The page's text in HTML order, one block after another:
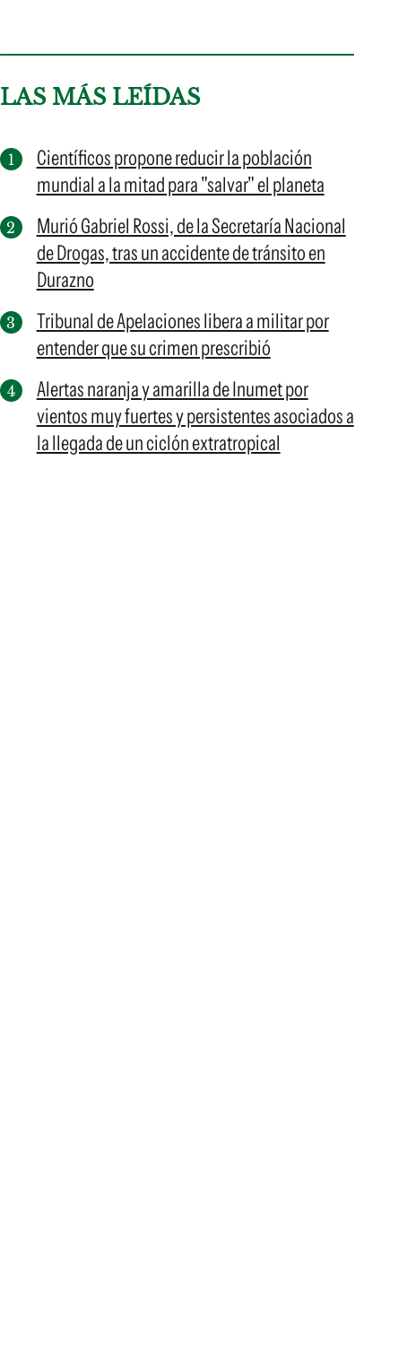
LAS MÁS LEÍDAS
Científicos propone reducir la población
mundial a la mitad para "salvar" el planeta
Murió Gabriel Rossi, de la Secretaría Nacional
de Drogas, tras un accidente de tránsito en
Durazno
Tribunal de Apelaciones libera a militar por
entender que su crimen prescribió
Alertas naranja y amarilla de Inumet por
vientos muy fuertes y persistentes asociados a
la llegada de un ciclón extratropical